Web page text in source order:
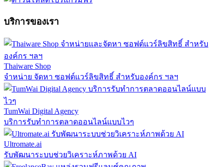
บริการของเรา
Thaiware Shop
จำหน่าย จัดหา ซอฟต์แวร์ลิขสิทธิ์ สำหรับองค์กร ฯลฯ
TumWai Digital Agency
บริการรับทำการตลาดออนไลน์แบบไวๆ
Ultromate.ai
รับพัฒนาระบบช่วยวิเคราะห์ภาพด้วย AI